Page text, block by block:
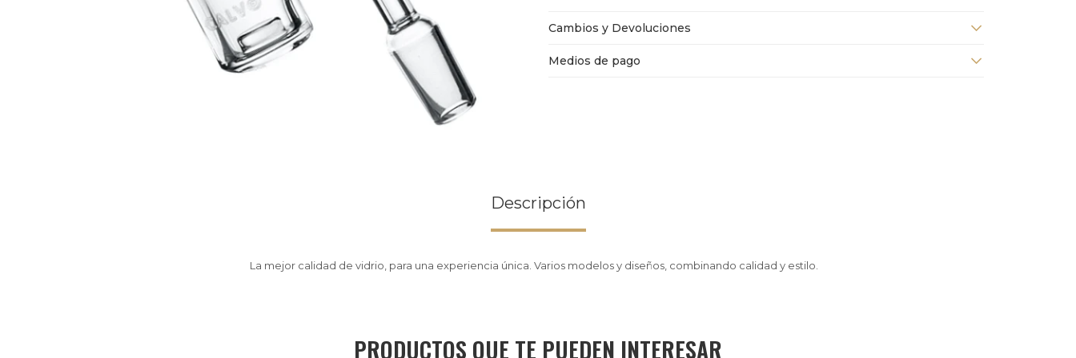
Cambios y Devoluciones
Medios de pago
Descripción
La mejor calidad de vidrio, para una experiencia única. Varios modelos y diseños, combinando calidad y estilo.
PRODUCTOS QUE TE PUEDEN INTERESAR